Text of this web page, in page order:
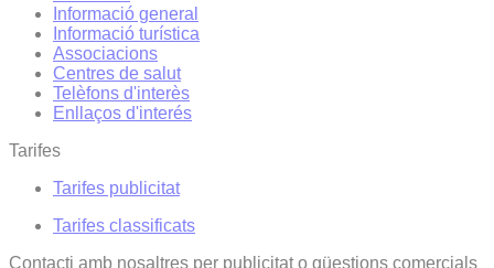
Informació general
Informació turística
Associacions
Centres de salut
Telèfons d'interès
Enllaços d'interés
Tarifes
Tarifes publicitat
Tarifes classificats
Contacti amb nosaltres per publicitat o qüestions comercials